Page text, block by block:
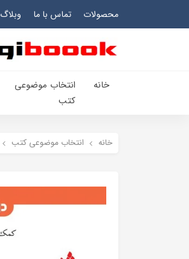
محصولات تماس با ما وبلاگ
خانه
انتخاب​ موضوعي​
کتب
خانه انتخاب​ موضوعي​ کتب